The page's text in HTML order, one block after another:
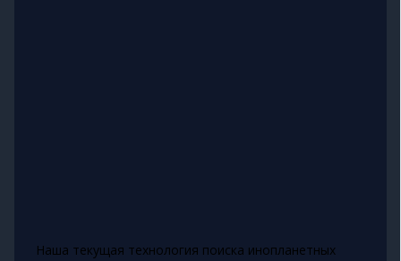
Наша текущая технология поиска инопланетных